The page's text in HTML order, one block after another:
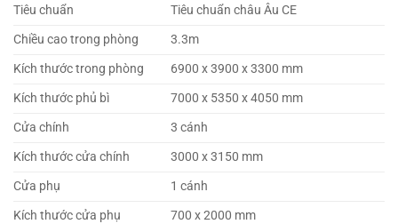
Tiêu chuẩn
Tiêu chuẩn châu Âu CE
Chiều cao trong phòng
3.3m
Kích thước trong phòng
6900 x 3900 x 3300 mm
Kích thước phủ bì
7000 x 5350 x 4050 mm
Cửa chính
3 cánh
Kích thước cửa chính
3000 x 3150 mm
Cửa phụ
1 cánh
Kích thước cửa phụ
700 x 2000 mm